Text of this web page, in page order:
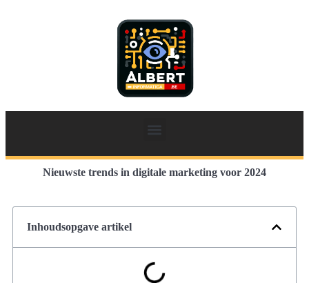
Nieuwste trends in digitale marketing voor 2024
Inhoudsopgave artikel